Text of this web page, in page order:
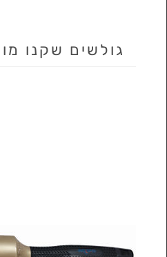
גולשים שקנו